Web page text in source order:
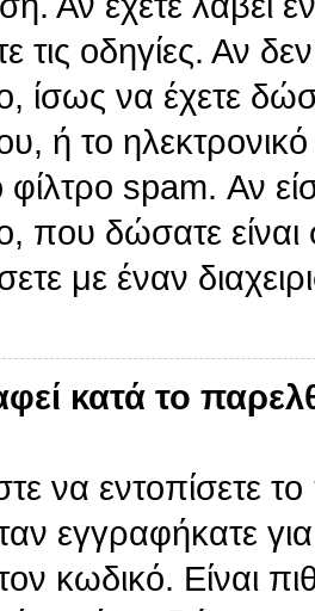
τις οδηγίες. Αν
ίσως να έχετε
ή το
spam. Αν
που δώσατε
με έναν
κατά το
να εντοπίσετε
εγγραφήκατε
κωδικό. Είναι